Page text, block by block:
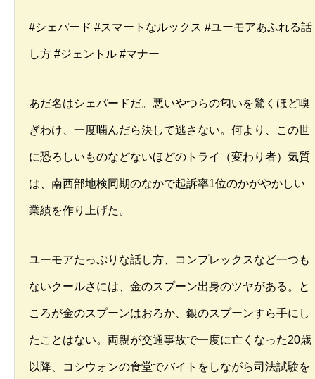
#シェパード #スマートなルックス #ユーモアあふれる話
し方 #ジェントル #マナー
あだ名はシェパードだ。悪いやつらの匂いを驚くほど嗅
ぎわけ、一度噛んだら決して逃さない。何より、この世
に恐ろしいものなどないほどのトライ（変わり者）気質
は、南西部地検同期のなかで起訴率1位のかがやかしい
業績を作り上げた。
ユーモアたっぷりな話し方、コンプレックスなど一つも
ないクールさには、金のスプーン出身のツヤがある。と
ころが金のスプーンはおろか、銀のスプーンすら手にし
たことはない。両親が交通事故で一度に亡くなった20歳
以降、コシウォンの食堂でバイトをしながら司法試験を